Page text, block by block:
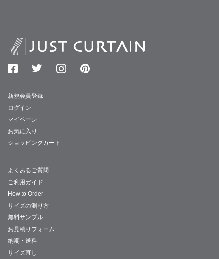
新規会員登録
ログイン
マイページ
お気に入り
ショッピングカート
よくあるご質問
ご利用ガイド
How to Order
サイズの測り方
無料サンプル
お見積りフォーム
納期・送料
サイズ直し